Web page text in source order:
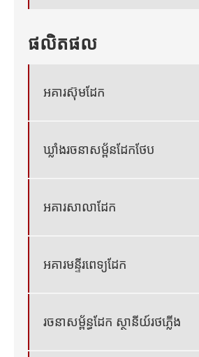
ផលិតផល
អគារស៊ុមដែក
ឃ្លាំងរចនាសម្ព័នដែកថែប
អគារសាលាដែក
អគារមន្ទីរពេទ្យដែក
រចនាសម្ព័ន្ធដែក ស្ថានីយ៍រថភ្លើង